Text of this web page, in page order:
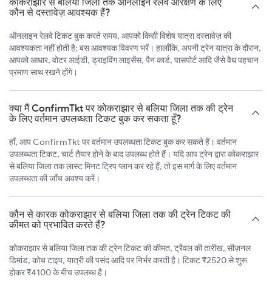
कौन से दस्तावेज़ आवश्यक हैं?
ऑनलाइन रेलवे टिकट बुक करते समय, आपको किसी विशेष यात्रा दस्तावेज़ की
आवश्यकता नहीं होती है; बस आवश्यक विवरण भरें। हालाँकि, अपनी ट्रेन यात्रा के दौरान,
आपको आधार, वोटर आईडी, ड्राइविंग लाइसेंस, पैन कार्ड, पासपोर्ट आदि जैसे वैध पहचान
प्रमाण साथ रखने होंगे।
क्या मैं ConfirmTkt पर कोकराझार से बलिया जिला तक की ट्रेन
के लिए वर्तमान उपलब्धता टिकट बुक कर सकता हूँ?
हाँ, आप ConfirmTkt पर वर्तमान उपलब्धता टिकट बुक कर सकते हैं। वर्तमान
उपलब्धता टिकट, चार्ट तैयार होने के बाद उपलब्ध होते हैं। यदि आप ट्रेन द्वारा कोकराझार
से बलिया जिला तक लास्ट मिनट ट्रिप प्लान कर रहे हैं, तो इस मार्ग के लिए वर्तमान
उपलब्धता की जाँच अवश्य करें।
कौन से कारक कोकराझार से बलिया जिला तक की ट्रेन टिकट की
कीमत को प्रभावित करते हैं?
कोकराझार से बलिया जिला तक की ट्रेन टिकट की कीमत, ट्रैवल की तारीख, सीज़नल
डिमांड, कोच टाइप, यात्री की पसंद आदि पर निर्भर करती है। टिकट ₹2520 से शुरू
होकर ₹4100 के बीच उपलब्ध है।